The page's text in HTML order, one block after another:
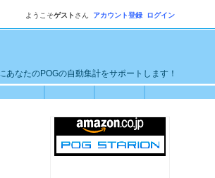
ようこそゲスト さん アカウント登録 ログイン
なたのPOGの自動集計をサポートします！